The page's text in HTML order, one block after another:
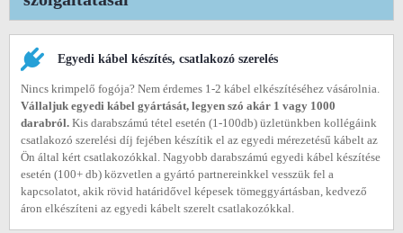
Egyedi kábel készítés, csatlakozó szerelés
Nincs krimpelő fogója? Nem érdemes 1-2 kábel elkészítéséhez vásárolnia.
Vállaljuk egyedi kábel gyártását, legyen szó akár 1 vagy 1000
darabról. Kis darabszámú tétel esetén (1-100db) üzletünkben kollégáink
csatlakozó szerelési díj fejében készítik el az egyedi mérezetésű kábelt az
Ön által kért csatlakozókkal. Nagyobb darabszámú egyedi kábel készítése
esetén (100+ db) közvetlen a gyártó partnereinkkel vesszük fel a
kapcsolatot, akik rövid határidővel képesek tömeggyártásban, kedvező
áron elkészíteni az egyedi kábelt szerelt csatlakozókkal.